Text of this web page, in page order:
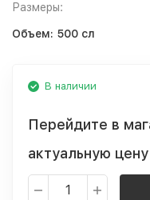
Размеры:
Объем: 500 сл
В наличии
Перейдите в
актуальную цену